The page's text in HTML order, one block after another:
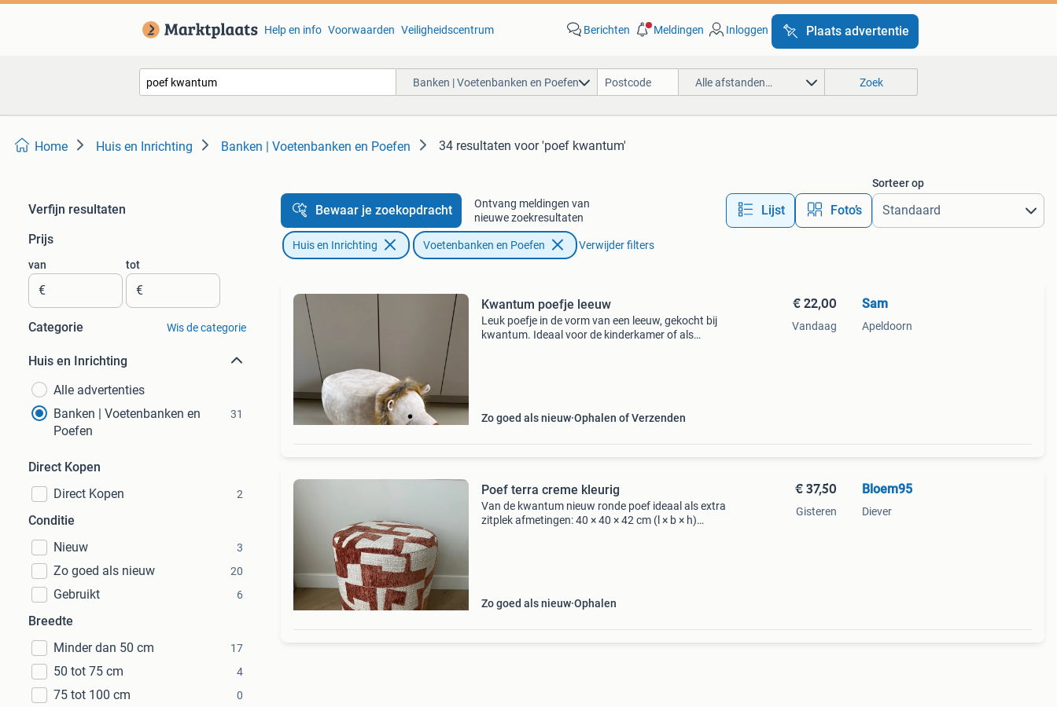
Help en info Voorwaarden Veiligheidscentrum Berichten Meldingen Inloggen Plaats advertentie
Banken | Voetenbanken en Poefen Alle afstanden… Zoek
Home Huis en Inrichting Banken | Voetenbanken en Poefen 34 resultaten voor 'poef kwantum'
Verfijn resultaten
Prijs
van
€
tot
€
Categorie Wis de categorie
Huis en Inrichting
Alle advertenties
Banken | Voetenbanken en
Poefen
31
Direct Kopen
Direct Kopen
2
Conditie
Nieuw
3
Zo goed als nieuw 20
Gebruikt 6
Breedte
Minder dan 50 cm
17
50 tot 75 cm 4
75 tot 100 cm 0
Bewaar je zoekopdracht
Ontvang meldingen van
nieuwe zoekresultaten
Lijst Foto’s
Sorteer op
Huis en Inrichting Voetenbanken en Poefen Verwijder filters
Kwantum poefje leeuw
Leuk poefje in de vorm van een leeuw, gekocht bij
kwantum. Ideaal voor de kinderkamer of als
Zo goed als nieuw Ophalen of Verzenden
€ 22,00
Vandaag
Sam
Apeldoorn
Poef terra creme kleurig
Van de kwantum nieuw ronde poef ideaal als extra
zitplek afmetingen: 40 × 40 × 42 cm (l × b × h)
Zo goed als nieuw Ophalen
€ 37,50
Gisteren
Bloem95
Diever